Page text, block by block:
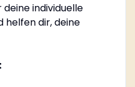
individuelle
helfen dir, deine